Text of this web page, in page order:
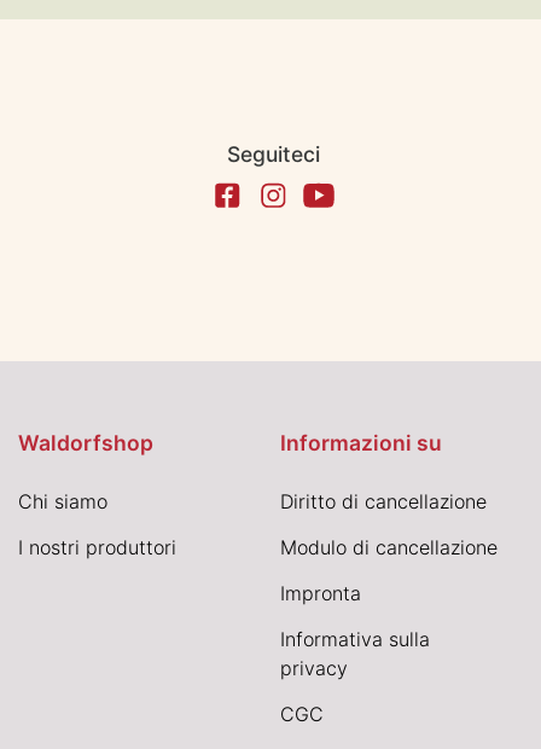
Seguiteci
Waldorfshop
Chi siamo
I nostri produttori
Informazioni su
Diritto di cancellazione
Modulo di cancellazione
Impronta
Informativa sulla
privacy
CGC